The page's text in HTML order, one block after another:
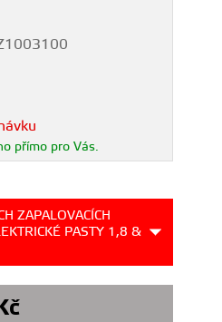
přímo pro Vás.
ZAPALOVACÍCH
PASTY 1,8 &